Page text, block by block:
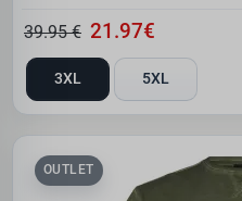
39.95 € 21.97€
3XL 5XL
OUTLET